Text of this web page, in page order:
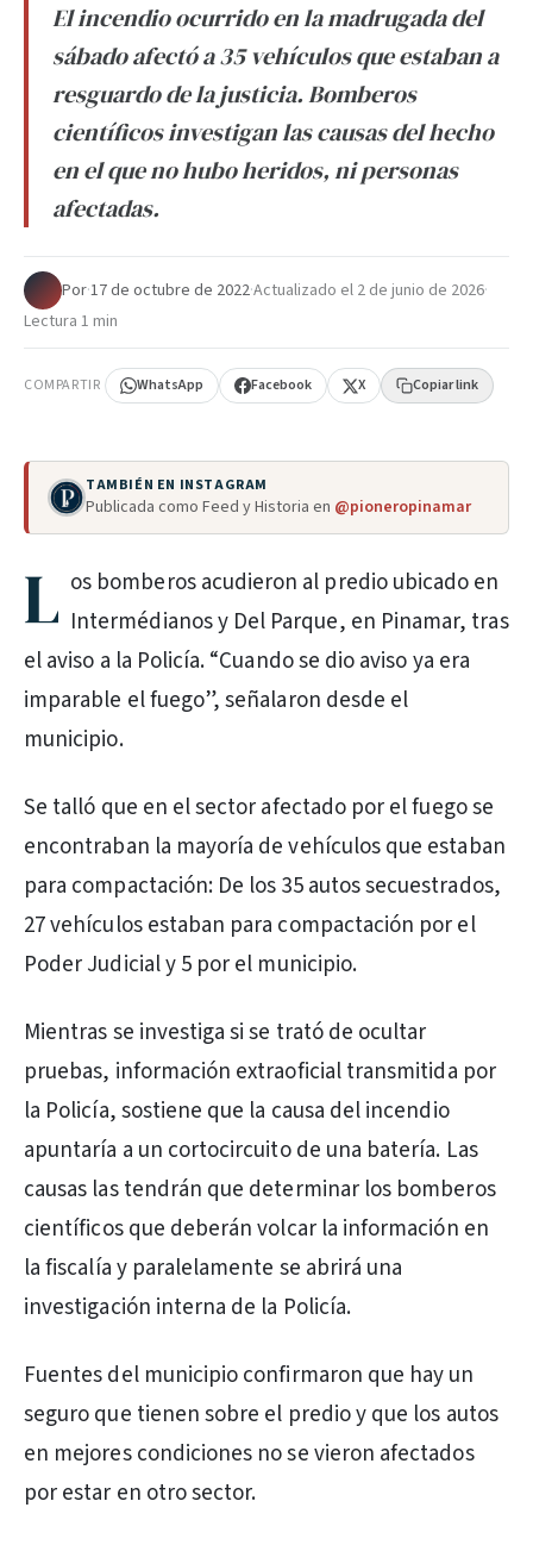
El incendio ocurrido en la madrugada del
sábado afectó a 35 vehículos que estaban a
resguardo de la justicia. Bomberos
científicos investigan las causas del hecho
en el que no hubo heridos, ni personas
afectadas.
Por·17 de octubre de 2022·Actualizado el 2 de junio de 2026·
Lectura 1 min
COMPARTIR WhatsApp Facebook X Copiar link
TAMBIÉN EN INSTAGRAM
Publicada como Feed y Historia en @pioneropinamar
L os bomberos acudieron al predio ubicado en
Intermédianos y Del Parque, en Pinamar, tras
el aviso a la Policía. “Cuando se dio aviso ya era
imparable el fuego”, señalaron desde el
municipio.
Se talló que en el sector afectado por el fuego se
encontraban la mayoría de vehículos que estaban
para compactación: De los 35 autos secuestrados,
27 vehículos estaban para compactación por el
Poder Judicial y 5 por el municipio.
Mientras se investiga si se trató de ocultar
pruebas, información extraoficial transmitida por
la Policía, sostiene que la causa del incendio
apuntaría a un cortocircuito de una batería. Las
causas las tendrán que determinar los bomberos
científicos que deberán volcar la información en
la fiscalía y paralelamente se abrirá una
investigación interna de la Policía.
Fuentes del municipio confirmaron que hay un
seguro que tienen sobre el predio y que los autos
en mejores condiciones no se vieron afectados
por estar en otro sector.